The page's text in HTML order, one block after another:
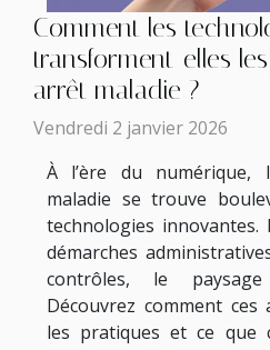
Comment les
transforment-elles
arrêt maladie ?
Vendredi 2 janvier 2026
À l’ère du numérique,
maladie se trouve
technologies
démarches
contrôles, le
Découvrez comment
les pratiques et ce que